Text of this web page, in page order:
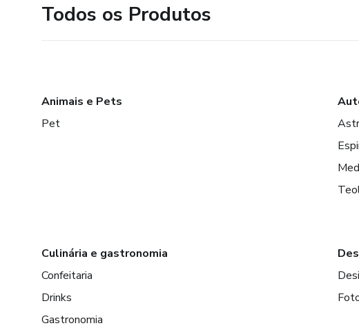
Todos os Produtos
Animais e Pets
Pet
Culinária e gastronomia
Confeitaria
Drinks
Gastronomia